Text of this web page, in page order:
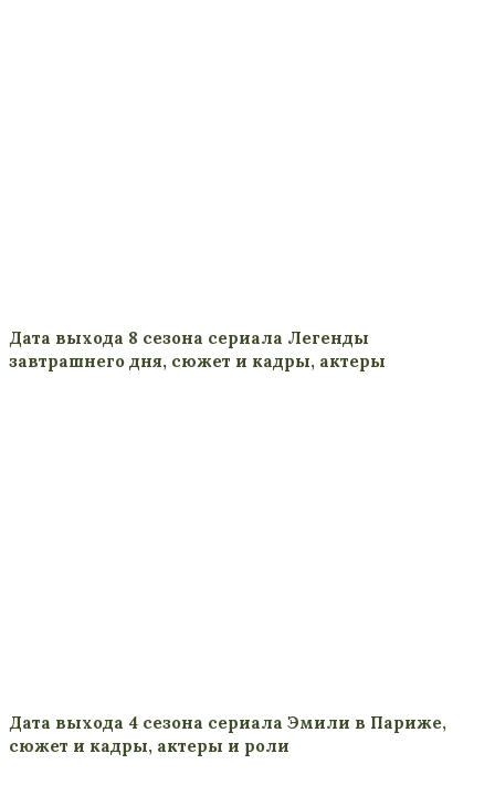
Дата выхода 8 сезона сериала Легенды
завтрашнего дня, сюжет и кадры, актеры
Дата выхода 4 сезона сериала Эмили в Париже,
сюжет и кадры, актеры и роли